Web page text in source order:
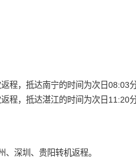
程，抵达南宁的时间为次日08:03
程，抵达湛江的时间为次日11:20
、深圳、贵阳转机返程。